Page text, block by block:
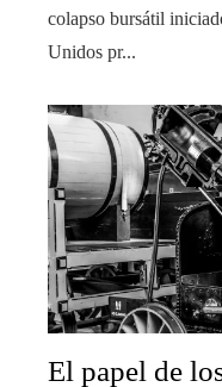
colapso bursátil
Unidos pr...
El papel de